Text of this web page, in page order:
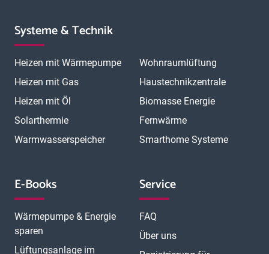
Systeme & Technik
Heizen mit Wärmepumpe
Heizen mit Gas
Heizen mit Öl
Solarthermie
Warmwasserspeicher
Wohnraumlüftung
Haustechnikzentrale
Biomasse Energie
Fernwärme
Smarthome Systeme
E-Books
Wärmepumpe & Energie
sparen
Lüftungsanlage im
Service
FAQ
Über uns